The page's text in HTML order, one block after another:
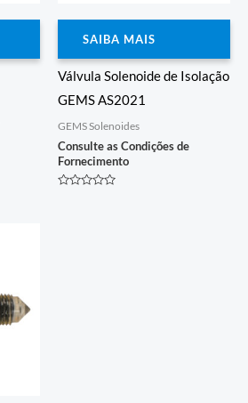
SAIBA MAIS
Válvula Solenoide de Isolação
GEMS AS2021
GEMS Solenoides
Consulte as Condições de
Fornecimento